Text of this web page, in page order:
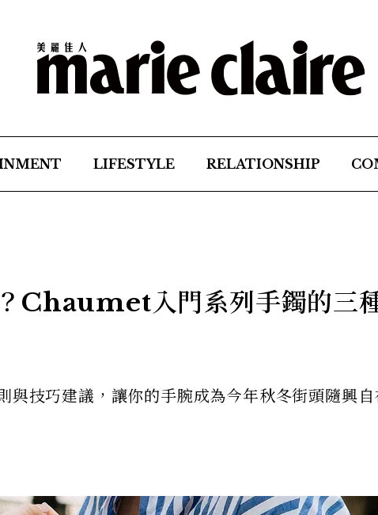
LIFESTYLE RELATIONSHIP
Chaumet入門系列手鐲的三
技巧建議，讓你的手腕成為今年秋冬街頭隨興自